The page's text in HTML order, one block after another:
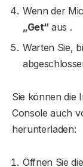
Wenn der
„Get“ aus .
Warten Sie,
Sie können die
Console auch
herunterladen:
Öffnen Sie